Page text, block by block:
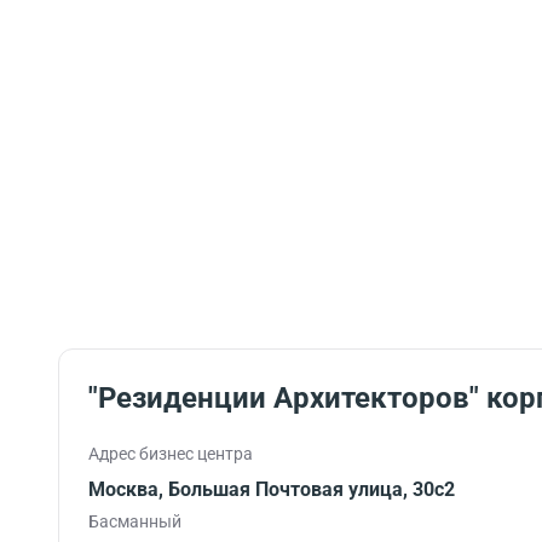
"Резиденции Архитекторов"
Адрес бизнес центра
Москва, Большая Почтовая улица, 30с2
Басманный